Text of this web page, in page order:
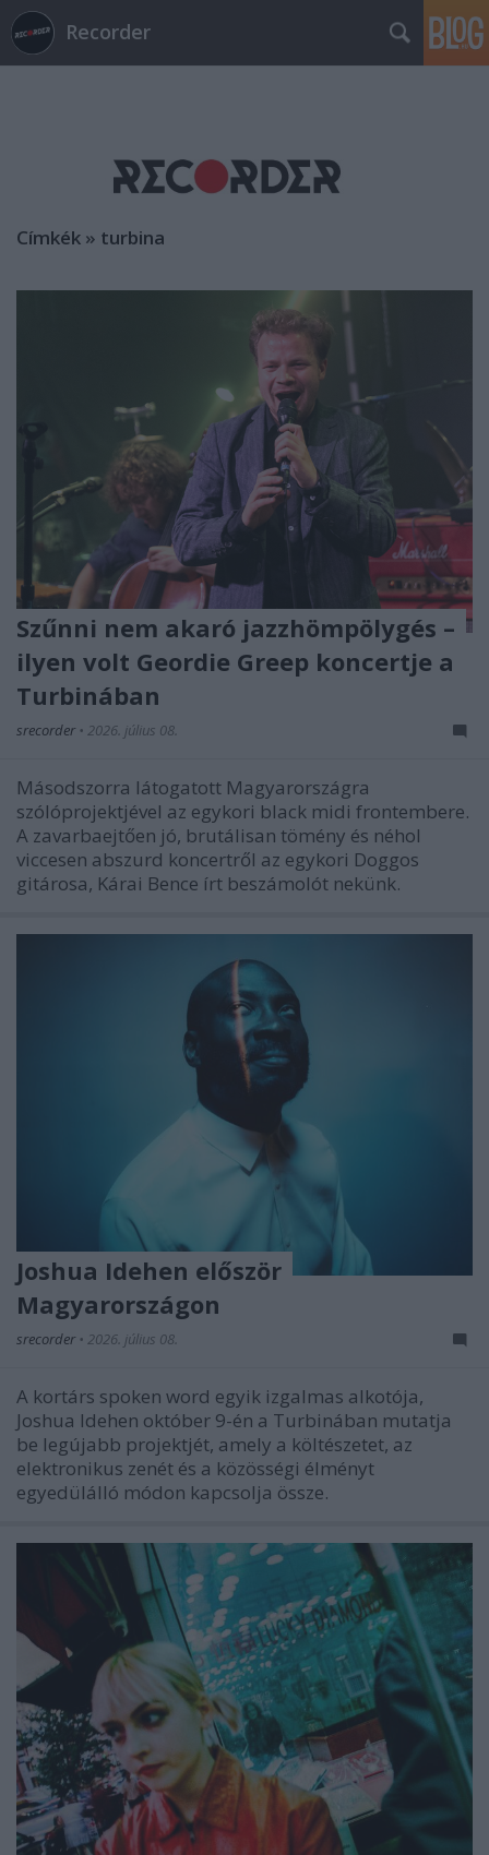
Recorder
Címkék » turbina
Szűnni nem akaró jazzhömpölygés –
ilyen volt Geordie Greep koncertje a
Turbinában
srecorder • 2026. július 08.
Másodszorra látogatott Magyarországra
szólóprojektjével az egykori black midi frontembere.
A zavarbaejtően jó, brutálisan tömény és néhol
viccesen abszurd koncertről az egykori Doggos
gitárosa, Kárai Bence írt beszámolót nekünk.
Joshua Idehen először
Magyarországon
srecorder • 2026. július 08.
A kortárs spoken word egyik izgalmas alkotója,
Joshua Idehen október 9-én a Turbinában mutatja
be legújabb projektjét, amely a költészetet, az
elektronikus zenét és a közösségi élményt
egyedülálló módon kapcsolja össze.